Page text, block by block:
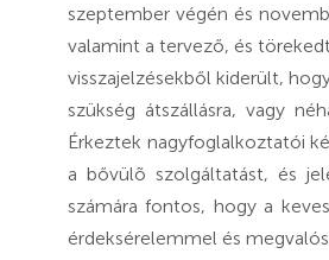
szeptember végén és
valamint a tervező, és
visszajelzésekből kiderült,
szükség átszállásra, vagy
Érkeztek nagyfoglalkoztatói
a bővülõ szolgáltatást, és
számára fontos, hogy a
érdeksérelemmel és